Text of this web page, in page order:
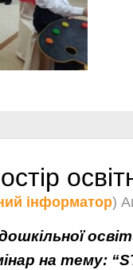
інформатор)
на тему: